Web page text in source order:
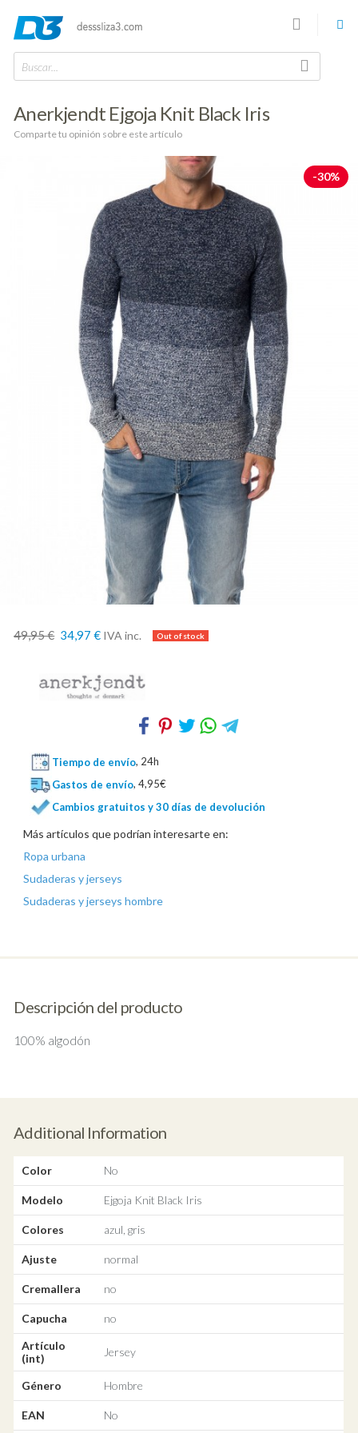
Buscar...
Anerkjendt Ejgoja Knit Black Iris
Comparte tu opinión sobre este artículo
-30%
49,95 € 34,97 € IVA inc.
Tiempo de envío, 24h
Gastos de envío, 4,95€
Cambios gratuitos y 30 días de devolución
Más artículos que podrían interesarte en:
Ropa urbana
Sudaderas y jerseys
Sudaderas y jerseys hombre
Descripción del producto
100% algodón
Additional Information
Color No
Modelo Ejgoja Knit Black Iris
Colores azul, gris
Ajuste normal
Cremallera no
Capucha
no
Artículo
(int)
Jersey
Género Hombre
EAN No